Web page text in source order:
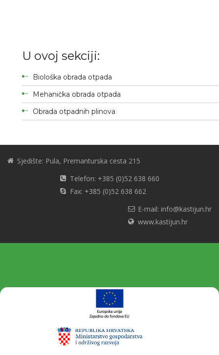
U ovoj sekciji:
Biološka obrada otpada
Mehanička obrada otpada
Obrada otpadnih plinova
Sjedište: Pula, Premanturska cesta 215
Telefon: +385 (0)52 638 660
Fax: +385 (0)52 638 662
E-mail: info@kastijun.hr
www.kastijun.hr